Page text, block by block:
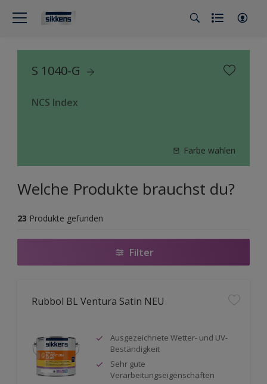
S 1040-G
NCS Index
Farbe wählen
Welche Produkte brauchst du?
23 Produkte gefunden
Filter
Rubbol BL Ventura Satin NEU
Ausgezeichnete Wetter- und UV-
Beständigkeit
Sehr gute
Verarbeitungseigenschaften